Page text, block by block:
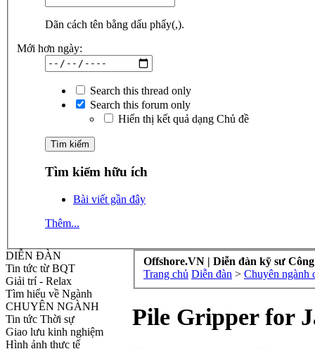
Dãn cách tên bằng dấu phẩy(,).
Mới hơn ngày:
Search this thread only
Search this forum only
Hiển thị kết quả dạng Chủ đề
Tìm kiếm hữu ích
Bài viết gần đây
Thêm...
DIỄN ĐÀN
Tin tức từ BQT
Giải trí - Relax
Tìm hiểu về Ngành
CHUYÊN NGÀNH
Tin tức Thời sự
Giao lưu kinh nghiệm
Hình ảnh thực tế
Offshore.VN | Diễn đàn kỹ sư
Trang chủ Diễn đàn > Chuyên ngành
Pile Gripper for